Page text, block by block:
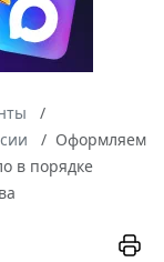
Оформляем
в порядке